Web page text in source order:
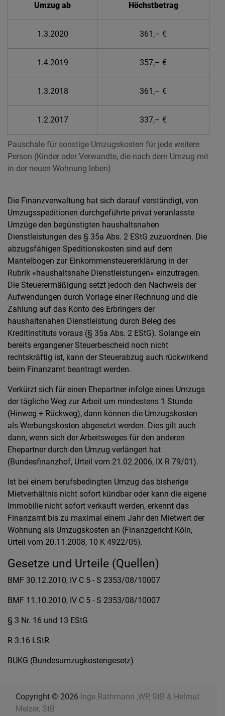
Pauschale für sonstige Umzugskosten für jede weitere
Person (Kinder oder Verwandte, die nach dem Umzug mit
in der neuen Wohnung leben)
Umzug ab Höchstbetrag
1.3.2020 361,– €
1.4.2019 357,– €
1.3.2018 361,– €
1.2.2017 337,– €
Die Finanzverwaltung hat sich darauf verständigt, von
Umzugsspeditionen durchgeführte privat veranlasste
Umzüge den begünstigten haushaltsnahen
Dienstleistungen des § 35a Abs. 2 EStG zuzuordnen. Die
abzugsfähigen Speditionskosten sind auf dem
Mantelbogen zur Einkommensteuererklärung in der
Rubrik »haushaltsnahe Dienstleistungen« einzutragen.
Die Steuerermäßigung setzt jedoch den Nachweis der
Aufwendungen durch Vorlage einer Rechnung und die
Zahlung auf das Konto des Erbringers der
haushaltsnahen Dienstleistung durch Beleg des
Kreditinstituts voraus (§ 35a Abs. 2 EStG). Solange ein
bereits ergangener Steuerbescheid noch nicht
rechtskräftig ist, kann der Steuerabzug auch rückwirkend
beim Finanzamt beantragt werden.
Verkürzt sich für einen Ehepartner infolge eines Umzugs
der tägliche Weg zur Arbeit um mindestens 1 Stunde
(Hinweg + Rückweg), dann können die Umzugskosten
als Werbungskosten abgesetzt werden. Dies gilt auch
dann, wenn sich der Arbeitsweges für den anderen
Ehepartner durch den Umzug verlängert hat
(Bundesfinanzhof, Urteil vom 21.02.2006, IX R 79/01).
Ist bei einem berufsbedingten Umzug das bisherige
Mietverhältnis nicht sofort kündbar oder kann die eigene
Immobilie nicht sofort verkauft werden, erkennt das
Finanzamt bis zu maximal einem Jahr den Mietwert der
Wohnung als Umzugskosten an (Finanzgericht Köln,
Urteil vom 20.11.2008, 10 K 4922/05).
Gesetze und Urteile (Quellen)
BMF 30.12.2010, IV C 5 - S 2353/08/10007
BMF 11.10.2010, IV C 5 - S 2353/08/10007
§ 3 Nr. 16 und 13 EStG
R 3.16 LStR
BUKG (Bundesumzugkostengesetz)
Copyright © 2026 Inge Rathmann ,WP, StB & Helmut
Melzer, StB